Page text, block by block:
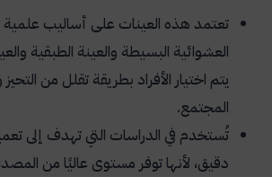
تعتمد هذه العينات على أساليب
العشوائية البسيطة والعينة الطبقية
يتم اختيار الأفراد بطريقة تقلل من
المجتمع.
تُستخدم في الدراسات التي تهدف إلى
دقيق، لأنها توفر مستوى عاليًا من